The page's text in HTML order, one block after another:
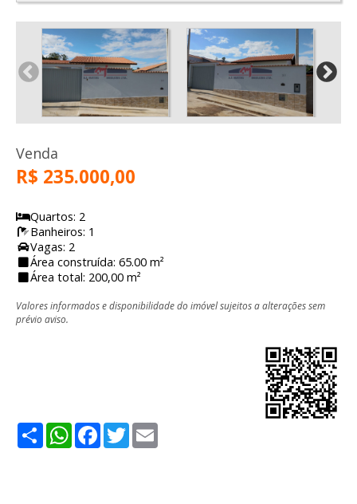
Venda
R$ 235.000,00
Quartos: 2
Banheiros: 1
Vagas: 2
Área construída: 65.00 m²
Área total: 200,00 m²
Valores informados e disponibilidade do imóvel sujeitos a alterações sem
prévio aviso.
ShareWhatsApp
Facebook
Twitter